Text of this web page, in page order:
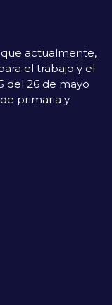
actualmente,
el trabajo y el
del 26 de mayo
primaria y